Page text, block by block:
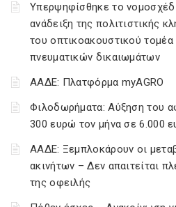
Υπερψηφίσθηκε το
ανάδειξη της πολιτιστικής
του οπτικοακουστικού
πνευματικών δικαιωμάτων
ΑΑΔΕ: Πλατφόρμα myAGRO
Φιλοδωρήματα: Αύξηση του
300 ευρώ τον μήνα σε 6.000
ΑΑΔΕ: Ξεμπλοκάρουν οι
ακινήτων – Δεν απαιτείται
της οφειλής